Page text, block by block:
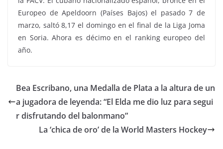
Europeo de Apeldoorn (Países Bajos) el pasado 7 de
marzo, saltó 8,17 el domingo en el final de la Liga Joma
en Soria. Ahora es décimo en el ranking europeo del
año.
Bea Escribano, una Medalla de Plata a la altura de un
a jugadora de leyenda: “El Elda me dio luz para segui
r disfrutando del balonmano”
La ‘chica de oro’ de la World Masters Hockey